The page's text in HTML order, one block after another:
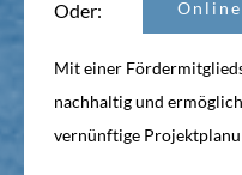
Oder:
Mit einer
nachhaltig und
vernünftige